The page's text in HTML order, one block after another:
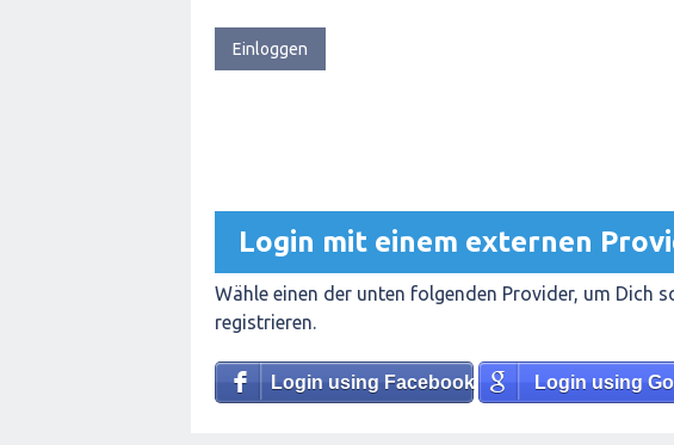
Login mit einem externen
Wähle einen der unten folgenden Provider, um Dich
registrieren.
Login using Facebook Login using